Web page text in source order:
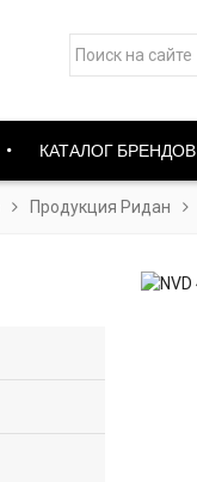
КАТАЛОГ БРЕНДОВ
Продукция Ридан